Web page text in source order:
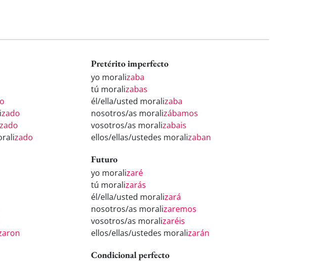
zado
zado
zado
Pretérito imperfecto
yo moralizaba
tú moralizabas
él/ella/usted moralizaba
nosotros/as moralizábamos
vosotros/as moralizabais
ellos/ellas/ustedes moralizaban
Futuro
yo moralizaré
tú moralizarás
él/ella/usted moralizará
nosotros/as moralizaremos
vosotros/as moralizaréis
ellos/ellas/ustedes moralizarán
Condicional perfecto